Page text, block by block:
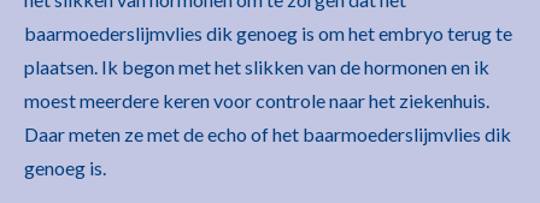
baarmoederslijmvlies dik genoeg is om het embryo terug te
plaatsen. Ik begon met het slikken van de hormonen en ik
moest meerdere keren voor controle naar het ziekenhuis.
Daar meten ze met de echo of het baarmoederslijmvlies dik
genoeg is.